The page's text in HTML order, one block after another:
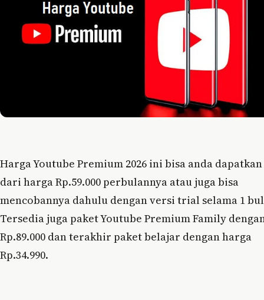
Harga Youtube Premium 2026 ini bisa anda
dari harga Rp.59.000 perbulannya atau juga bisa
mencobannya dahulu dengan versi trial selama 1
Tersedia juga paket Youtube Premium Family
Rp.89.000 dan terakhir paket belajar dengan harga
Rp.34.990.